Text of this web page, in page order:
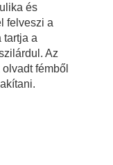
és
felveszi a
tartja a
Az
fémből